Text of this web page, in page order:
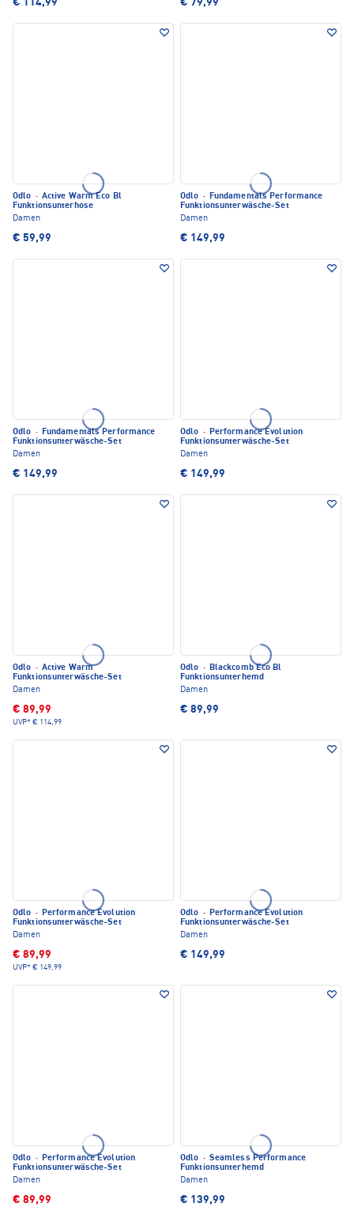
€ 114,99 € 79,99
Odlo · Active Warm Eco Bl
Funktionsunterhose
Damen
€ 59,99
Odlo · Fundamentals Performance
Funktionsunterwäsche-Set
Damen
€ 149,99
Odlo · Fundamentals Performance
Funktionsunterwäsche-Set
Damen
€ 149,99
Odlo · Performance Evolution
Funktionsunterwäsche-Set
Damen
€ 149,99
Odlo · Active Warm
Funktionsunterwäsche-Set
Damen
€ 89,99
UVP* € 114,99
Odlo · Blackcomb Eco Bl
Funktionsunterhemd
Damen
€ 89,99
Odlo · Performance Evolution
Funktionsunterwäsche-Set
Damen
€ 89,99
UVP* € 149,99
Odlo · Performance Evolution
Funktionsunterwäsche-Set
Damen
€ 149,99
Odlo · Performance Evolution
Funktionsunterwäsche-Set
Damen
€ 89,99
Odlo · Seamless Performance
Funktionsunterhemd
Damen
€ 139,99